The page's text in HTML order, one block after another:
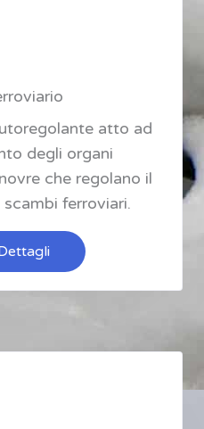
atto ad
degli organi
che regolano il
ferroviari.